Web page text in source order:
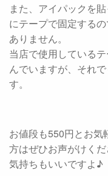
また、アイパックを
にテープで固定する
ありません。
当店で使用している
んでいますが、それ
す。
お値段も550円とお気
方はぜひお声がけくだ
気持ちもいいですよ♪